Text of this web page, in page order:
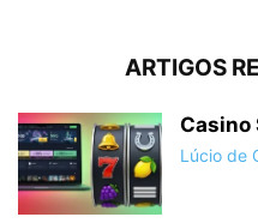
ARTIGOS
Casino
Lúcio de